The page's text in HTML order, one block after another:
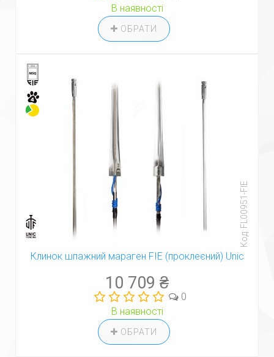
В наявності
ОБРАТИ
Код: FL00951-FIE
Клинок шпажний мараген FIE (проклеєний) Unic
10 709 ₴
0
В наявності
ОБРАТИ